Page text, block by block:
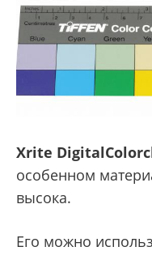
Xrite
особенном
высока.
Его можно